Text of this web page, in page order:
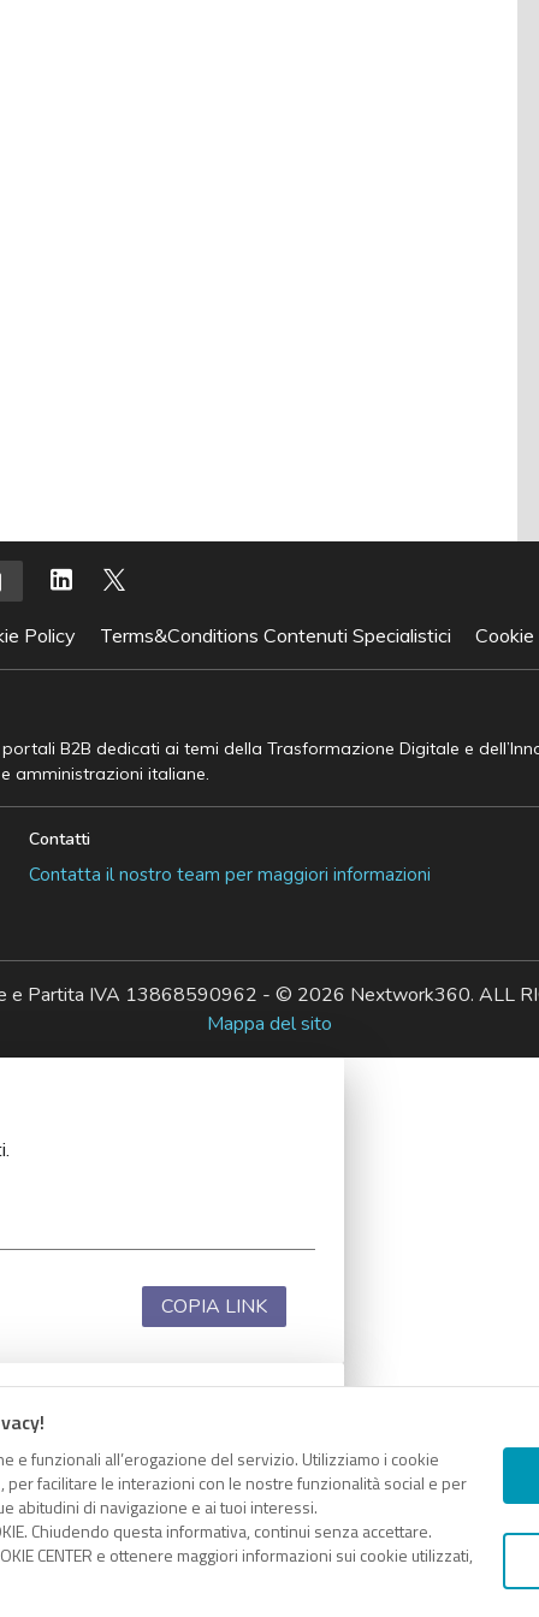
e funzionali all’erogazione del servizio. Utilizziamo i cookie
facilitare le interazioni con le nostre funzionalità social e per
abitudini di navigazione e ai tuoi interessi.
Chiudendo questa informativa, continui senza accettare.
CENTER e ottenere maggiori informazioni sui cookie utilizzati,
Policy Terms&Conditions Contenuti Specialistici
B2B dedicati ai temi della Trasformazione Digitale e
amministrazioni italiane.
Contatti
Contatta il nostro team per maggiori informazioni
e Partita IVA 13868590962 - © 2026 Nextwork360. ALL
Mappa del sito
COPIA LINK